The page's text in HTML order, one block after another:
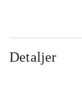
Detaljer